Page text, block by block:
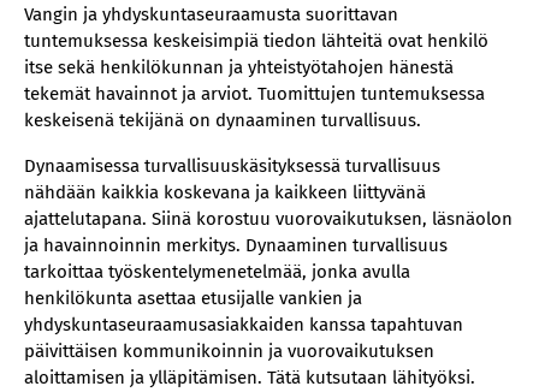
Vangin ja yhdyskuntaseuraamusta suorittavan
tuntemuksessa keskeisimpiä tiedon lähteitä ovat henkilö
itse sekä henkilökunnan ja yhteistyötahojen hänestä
tekemät havainnot ja arviot. Tuomittujen tuntemuksessa
keskeisenä tekijänä on dynaaminen turvallisuus.
Dynaamisessa turvallisuuskäsityksessä turvallisuus
nähdään kaikkia koskevana ja kaikkeen liittyvänä
ajattelutapana. Siinä korostuu vuorovaikutuksen, läsnäolon
ja havainnoinnin merkitys. Dynaaminen turvallisuus
tarkoittaa työskentelymenetelmää, jonka avulla
henkilökunta asettaa etusijalle vankien ja
yhdyskuntaseuraamusasiakkaiden kanssa tapahtuvan
päivittäisen kommunikoinnin ja vuorovaikutuksen
aloittamisen ja ylläpitämisen. Tätä kutsutaan lähityöksi.